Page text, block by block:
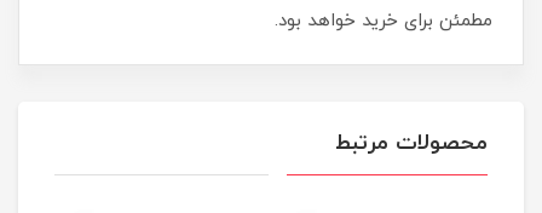
مطمئن برای خرید خواهد بود.
محصولات مرتبط